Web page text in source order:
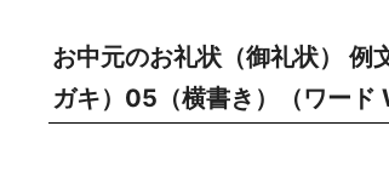
お中元のお礼状（御礼状） 例
ガキ）05（横書き）（ワード